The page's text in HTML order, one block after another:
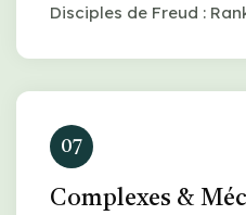
Disciples de Freud :
07
Complexes &